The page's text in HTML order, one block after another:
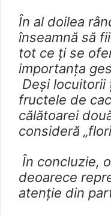
În al doilea
înseamnă să
tot ce ți se
importanța
Deși locuitorii
fructele de
călătoarei
consideră
În concluzie,
deoarece
atenție din